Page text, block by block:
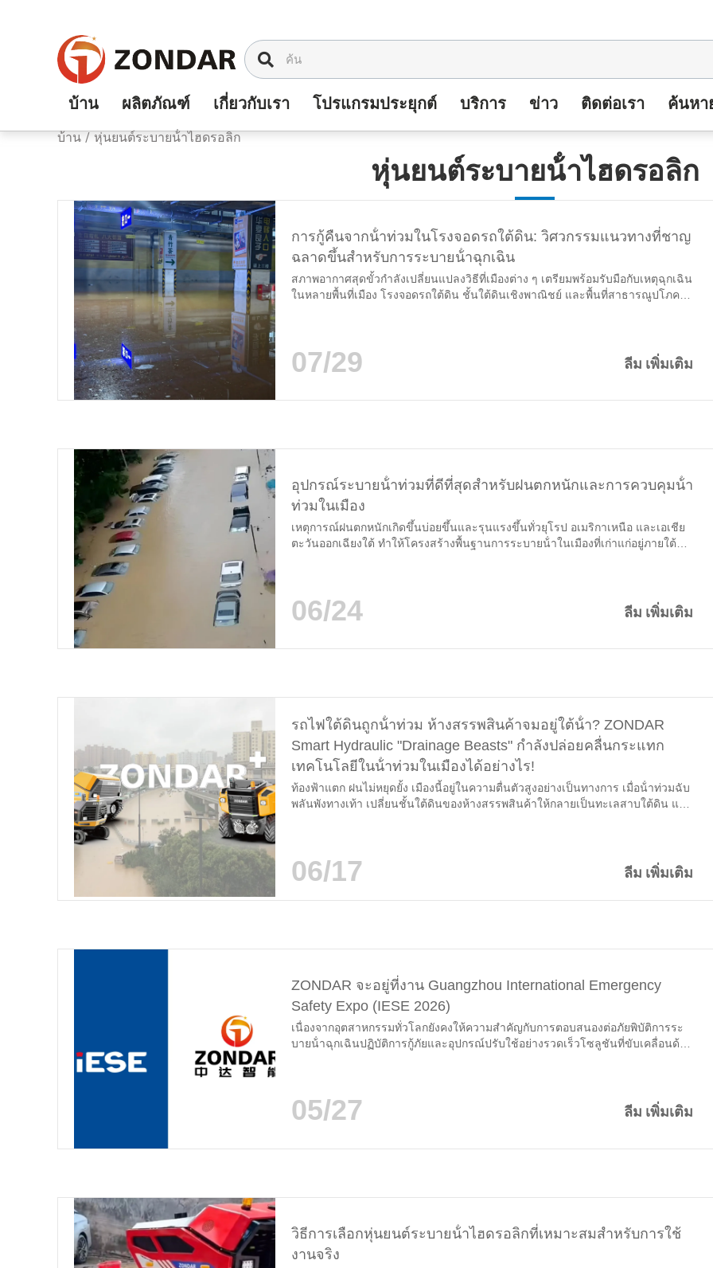
บ้าน ผลิตภัณฑ์ เกี่ยวกับเรา โปรแกรมประยุกต์ บริการ ข่าว ติดต่อเรา ค้นหา
บ้าน / หุ่นยนต์ระบายน้ําไฮดรอลิก
หุ่นยนต์ระบายน้ําไฮดรอลิก
การกู้คืนจากน้ําท่วมในโรงจอดรถใต้ดิน: วิศวกรรมแนวทางที่ชาญ
ฉลาดขึ้นสําหรับการระบายน้ําฉุกเฉิน
สภาพอากาศสุดขั้วกําลังเปลี่ยนแปลงวิธีที่เมืองต่าง ๆ เตรียมพร้อมรับมือกับเหตุฉุกเฉิน
ในหลายพื้นที่เมือง โรงจอดรถใต้ดิน ชั้นใต้ดินเชิงพาณิชย์ และพื้นที่สาธารณูปโภค
07/29 ลีม เพิ่มเติม
อุปกรณ์ระบายน้ําท่วมที่ดีที่สุดสําหรับฝนตกหนักและการควบคุมน้ํา
ท่วมในเมือง
เหตุการณ์ฝนตกหนักเกิดขึ้นบ่อยขึ้นและรุนแรงขึ้นทั่วยุโรป อเมริกาเหนือ และเอเชีย
ตะวันออกเฉียงใต้ ทําให้โครงสร้างพื้นฐานการระบายน้ําในเมืองที่เก่าแก่อยู่ภายใต้
อํานวยความสะดวกของเทศบาล สําหรับ...
06/24 ลีม เพิ่มเติม
รถไฟใต้ดินถูกน้ําท่วม ห้างสรรพสินค้าจมอยู่ใต้น้ํา? ZONDAR
Smart Hydraulic "Drainage Beasts" กําลังปล่อยคลื่นกระแทก
เทคโนโลยีในน้ําท่วมในเมืองได้อย่างไร!
ท้องฟ้าแตก ฝนไม่หยุดยั้ง เมืองนี้อยู่ในความตื่นตัวสูงอย่างเป็นทางการ เมื่อน้ําท่วมฉับ
พลันพังทางเท้า เปลี่ยนชั้นใต้ดินของห้างสรรพสินค้าให้กลายเป็นทะเลสาบใต้ดิน และ
06/17 ลีม เพิ่มเติม
ZONDAR จะอยู่ที่งาน Guangzhou International Emergency
Safety Expo (IESE 2026)
เนื่องจากอุตสาหกรรมทั่วโลกยังคงให้ความสําคัญกับการตอบสนองต่อภัยพิบัติการระ
บายน้ําฉุกเฉินปฏิบัติการกู้ภัยและอุปกรณ์ปรับใช้อย่างรวดเร็วโซลูชันที่ขับเคลื่อนด้วย
อุทิศให้กับการดับเพลิงเทคโนโลยีกู้ภัยฉุกเฉิน,...
05/27 ลีม เพิ่มเติม
วิธีการเลือกหุ่นยนต์ระบายน้ําไฮดรอลิกที่เหมาะสมสําหรับการใช้
งานจริง